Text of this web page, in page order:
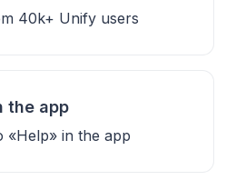
40k+ Unify users
the app
«Help» in the app